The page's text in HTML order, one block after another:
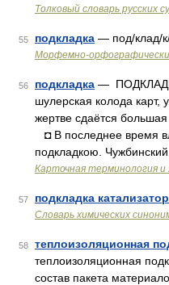
Толковый словарь русских
55 подкладка — под/клад/
Морфемно-
56 подкладка —
шулерская колода карт,
жертве сдаётся
◘ В последнее время
подкладкою.
Карточная терминология и
57 подкладка
Cловарь химических
58 теплоизоляционная
теплоизоляционная
состав пакета